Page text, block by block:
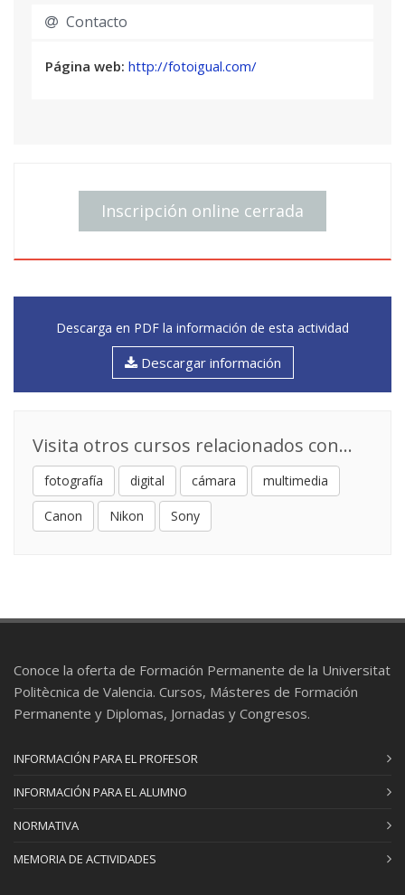
que no usarás casi nunca.
Contacto
Página web: http://fotoigual.com/
Inscripción online cerrada
Descarga en PDF la información de esta actividad
Descargar información
Visita otros cursos relacionados con...
fotografía digital cámara multimedia
Canon Nikon Sony
Conoce la oferta de Formación Permanente de la Universitat
Politècnica de Valencia. Cursos, Másteres de Formación
Permanente y Diplomas, Jornadas y Congresos.
INFORMACIÓN PARA EL PROFESOR
INFORMACIÓN PARA EL ALUMNO
NORMATIVA
MEMORIA DE ACTIVIDADES